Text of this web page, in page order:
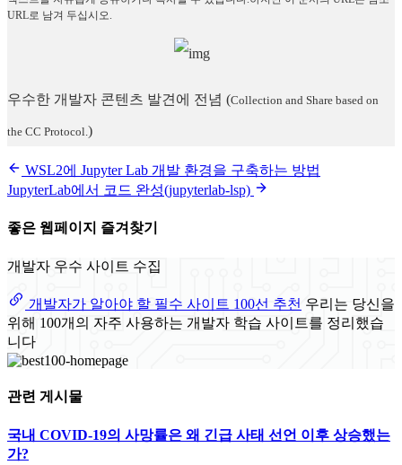
URL로 남겨 두십시오.
우수한 개발자 콘텐츠 발견에 전념 (Collection and Share based on
the CC Protocol.)
WSL2에 Jupyter Lab 개발 환경을 구축하는 방법
JupyterLab에서 코드 완성(jupyterlab-lsp)
좋은 웹페이지 즐겨찾기
개발자 우수 사이트 수집
개발자가 알아야 할 필수 사이트 100선 추천 우리는 당신을
위해 100개의 자주 사용하는 개발자 학습 사이트를 정리했습
니다
관련 게시물
국내 COVID-19의 사망률은 왜 긴급 사태 선언 이후 상승했는
가?